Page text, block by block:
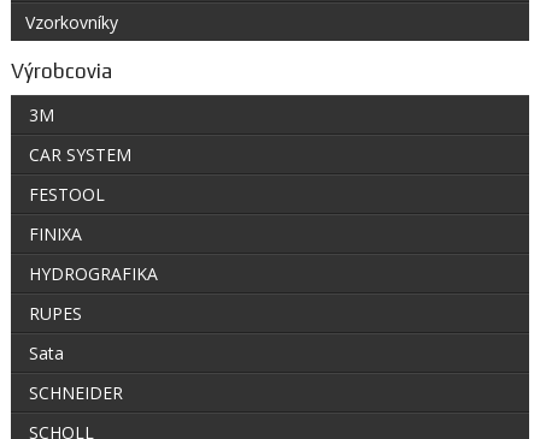
Vzorkovníky
Výrobcovia
3M
CAR SYSTEM
FESTOOL
FINIXA
HYDROGRAFIKA
RUPES
Sata
SCHNEIDER
SCHOLL